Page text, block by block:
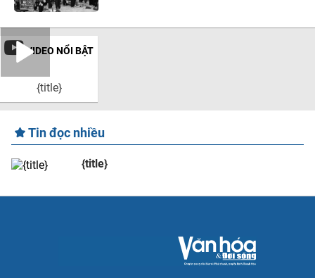
VIDEO NỔI BẬT
{title}
Tin đọc nhiều
{title}